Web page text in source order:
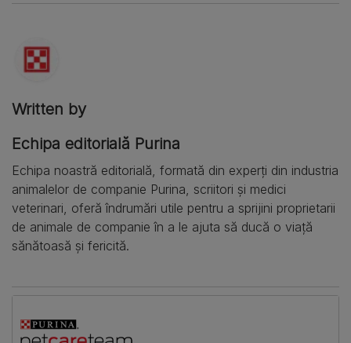
Written by
Echipa editorială Purina
Echipa noastră editorială, formată din experți din industria
animalelor de companie Purina, scriitori și medici
veterinari, oferă îndrumări utile pentru a sprijini proprietarii
de animale de companie în a le ajuta să ducă o viață
sănătoasă și fericită.